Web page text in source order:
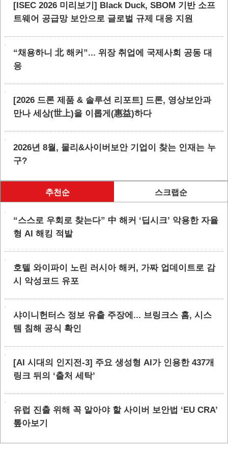
[ISEC 2026 미리보기] Black Duck, SBOM 기반 소프
트웨어 공급망 보안으로 글로벌 규제 대응 지원
“채용하니 北 해커”... 위장 취업에 국제사회 공동 대
응
[2026 드론 제품 & 솔루션 리포트] 드론, 영상보안과
만나 세상(世上)을 이롭게(惠益)하다
2026년 8월, 물리&사이버보안 기업이 찾는 인재는 누
구?
추천순 스크랩순
“스스로 우회로 찾는다” 中 해커 ‘딥시크’ 악용한 자율
형 AI 해킹 적발
호텔 와이파이 노린 러시아 해커, 가짜 업데이트로 감
시 악성코드 유포
샤이니헌터스 정보 유출 주장에... 브링크스 홈, 시스
템 침해 공식 확인
[AI 시대의 인지전-3] 주요 생성형 AI가 인용한 437개
링크 뒤의 ‘출처 세탁’
유럽 진출 위해 꼭 알아야 할 사이버 보안법 ‘EU CRA’
톺아보기